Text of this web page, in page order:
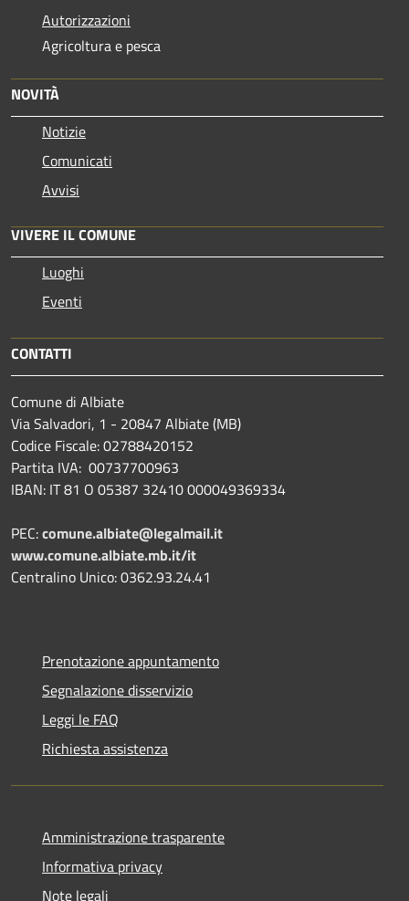
Autorizzazioni
Agricoltura e pesca
NOVITÀ
Notizie
Comunicati
Avvisi
VIVERE IL COMUNE
Luoghi
Eventi
CONTATTI
Comune di Albiate
Via Salvadori, 1 - 20847 Albiate (MB)
Codice Fiscale: 02788420152
Partita IVA: 00737700963
IBAN: IT 81 O 05387 32410 000049369334
PEC:comune.albiate@legalmail.it
www.comune.albiate.mb.it/it
Centralino Unico: 0362.93.24.41
Prenotazione appuntamento
Segnalazione disservizio
Leggi le FAQ
Richiesta assistenza
Amministrazione trasparente
Informativa privacy
Note legali